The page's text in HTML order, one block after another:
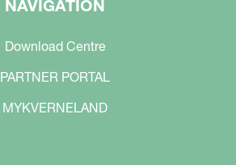
NAVIGATION
Download Centre
PARTNER PORTAL
MYKVERNELAND